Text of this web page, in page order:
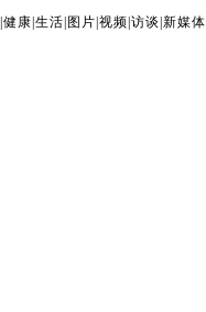
健康 生活 图片 视频 访谈 新媒体